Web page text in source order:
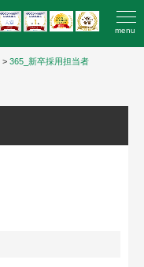
menu
> 365_新卒採用担当者